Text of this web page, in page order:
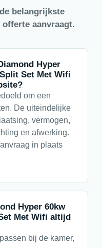
belangrijkste
aanvraagt.
Hyper
Set Met Wifi
om een
De uiteindelijke
vermogen,
en afwerking.
in plaats
Hyper 60kw
Met Wifi altijd
bij de kamer,